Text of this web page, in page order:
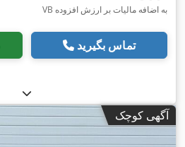
VB به اضافه مالیات بر ارزش افزوده
تماس بگیرید
آگهی کوچک